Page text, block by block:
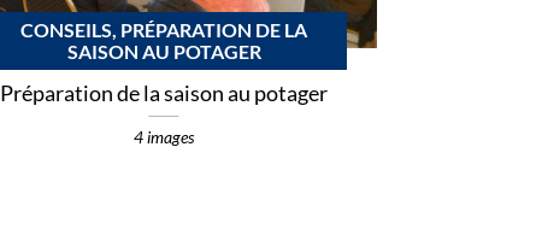
CONSEILS, PRÉPARATION DE LA
SAISON AU POTAGER
Préparation de la saison au potager
4 images